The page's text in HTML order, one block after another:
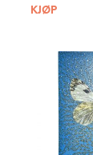
KJØP